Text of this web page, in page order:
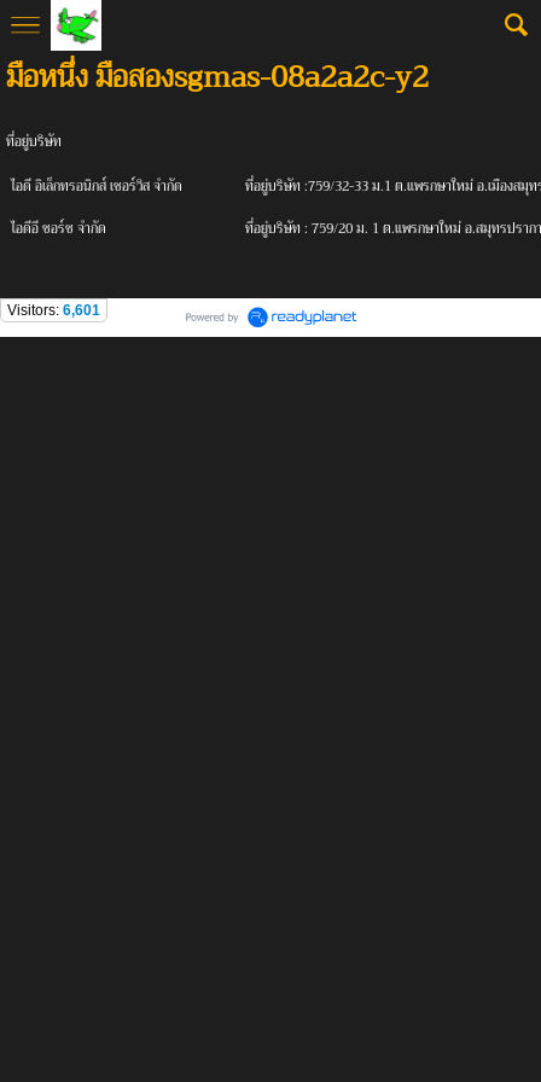
มือหนึ่ง มือสองsgmas-08a2a2c-y2
ที่อยู่บริษัท
ไอดีอิเล็กทรอนิกส์ เซอร์วิส จํากัด
ที่อยู่บริษัท :759/32-33 ม.1 ต.แพรกษาใหม่ อ.เมืองสมุ
ไอดีอีซอร์ซ จํากัด ที่อยู่บริษัท : 759/20 ม. 1 ต.แพรกษาใหม่ อ.สมุทรปรา
Visitors: 6,601